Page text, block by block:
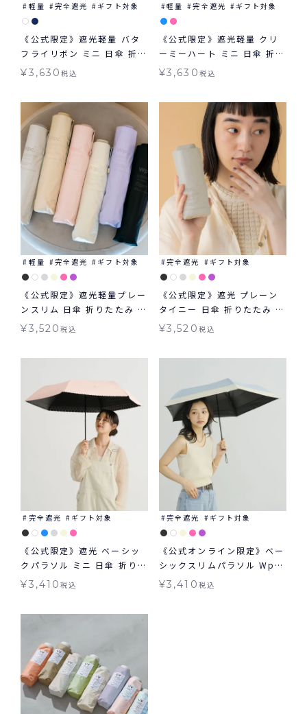
軽量 完全遮光 ギフト対象
《公式限定》遮光軽量 バタ
フライリボン ミニ 日傘 折り
たたみ ギフト対象 晴雨兼用
¥3,630税込
軽量 完全遮光 ギフト対象
《公式限定》遮光軽量 クリ
ーミーハート ミニ 日傘 折り
たたみ ギフト対象 晴雨兼用
¥3,630 税込
軽量 完全遮光 ギフト対象
《公式限定》遮光軽量プレー
ンスリム 日傘 折りたたみ ギ
フト対象 晴雨兼用 Wpc.
¥3,520税込
完全遮光 ギフト対象
《公式限定》遮光 プレーン
タイニー 日傘 折りたたみ ギ
フト対象 晴雨兼用 Wpc.
¥3,520 税込
完全遮光 ギフト対象
《公式限定》遮光 ベーシッ
クパラソル ミニ 日傘 折りた
たみ ギフト対象 晴雨兼用
¥3,410税込
完全遮光 ギフト対象
《公式オンライン限定》ベー
シックスリムパラソル Wpc.
ギフト対象 日傘 折りたたみ
¥3,410 税込